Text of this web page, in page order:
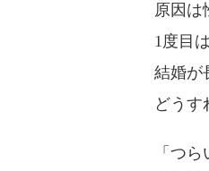
原因は
1度目
結婚が
どうす
「つ